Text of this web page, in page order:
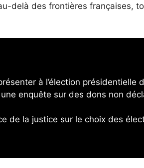
delà des frontières françaises,
à l’élection présidentielle
enquête sur des dons non
de la justice sur le choix des